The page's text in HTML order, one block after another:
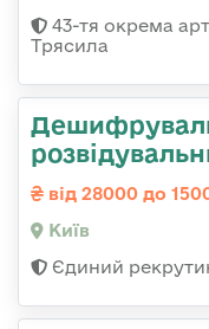
43-тя окрема
Трясила
від 28000 до
Київ
Єдиний